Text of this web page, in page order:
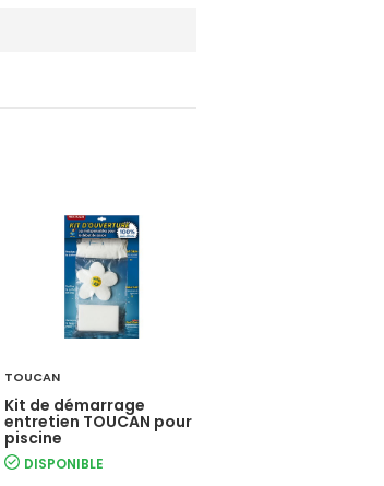
TOUCAN
Kit de démarrage
entretien TOUCAN pour
piscine
DISPONIBLE